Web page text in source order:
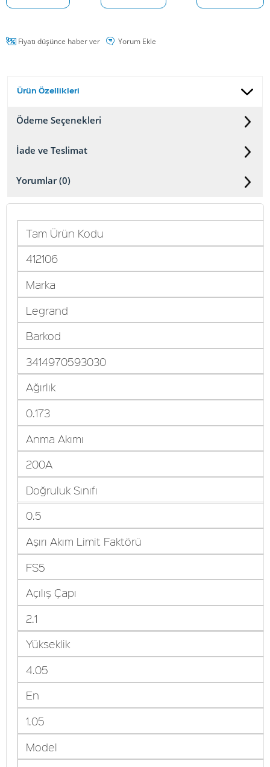
Fiyatı düşünce haber ver Yorum Ekle
Ürün Özellikleri
Ödeme Seçenekleri
İade ve Teslimat
Yorumlar (0)
Tam Ürün Kodu
412106
Marka
Legrand
Barkod
3414970593030
Ağırlık
0.173
Anma Akımı
200A
Doğruluk Sınıfı
0.5
Aşırı Akım Limit Faktörü
FS5
Açılış Çapı
2.1
Yükseklik
4.05
En
1.05
Model